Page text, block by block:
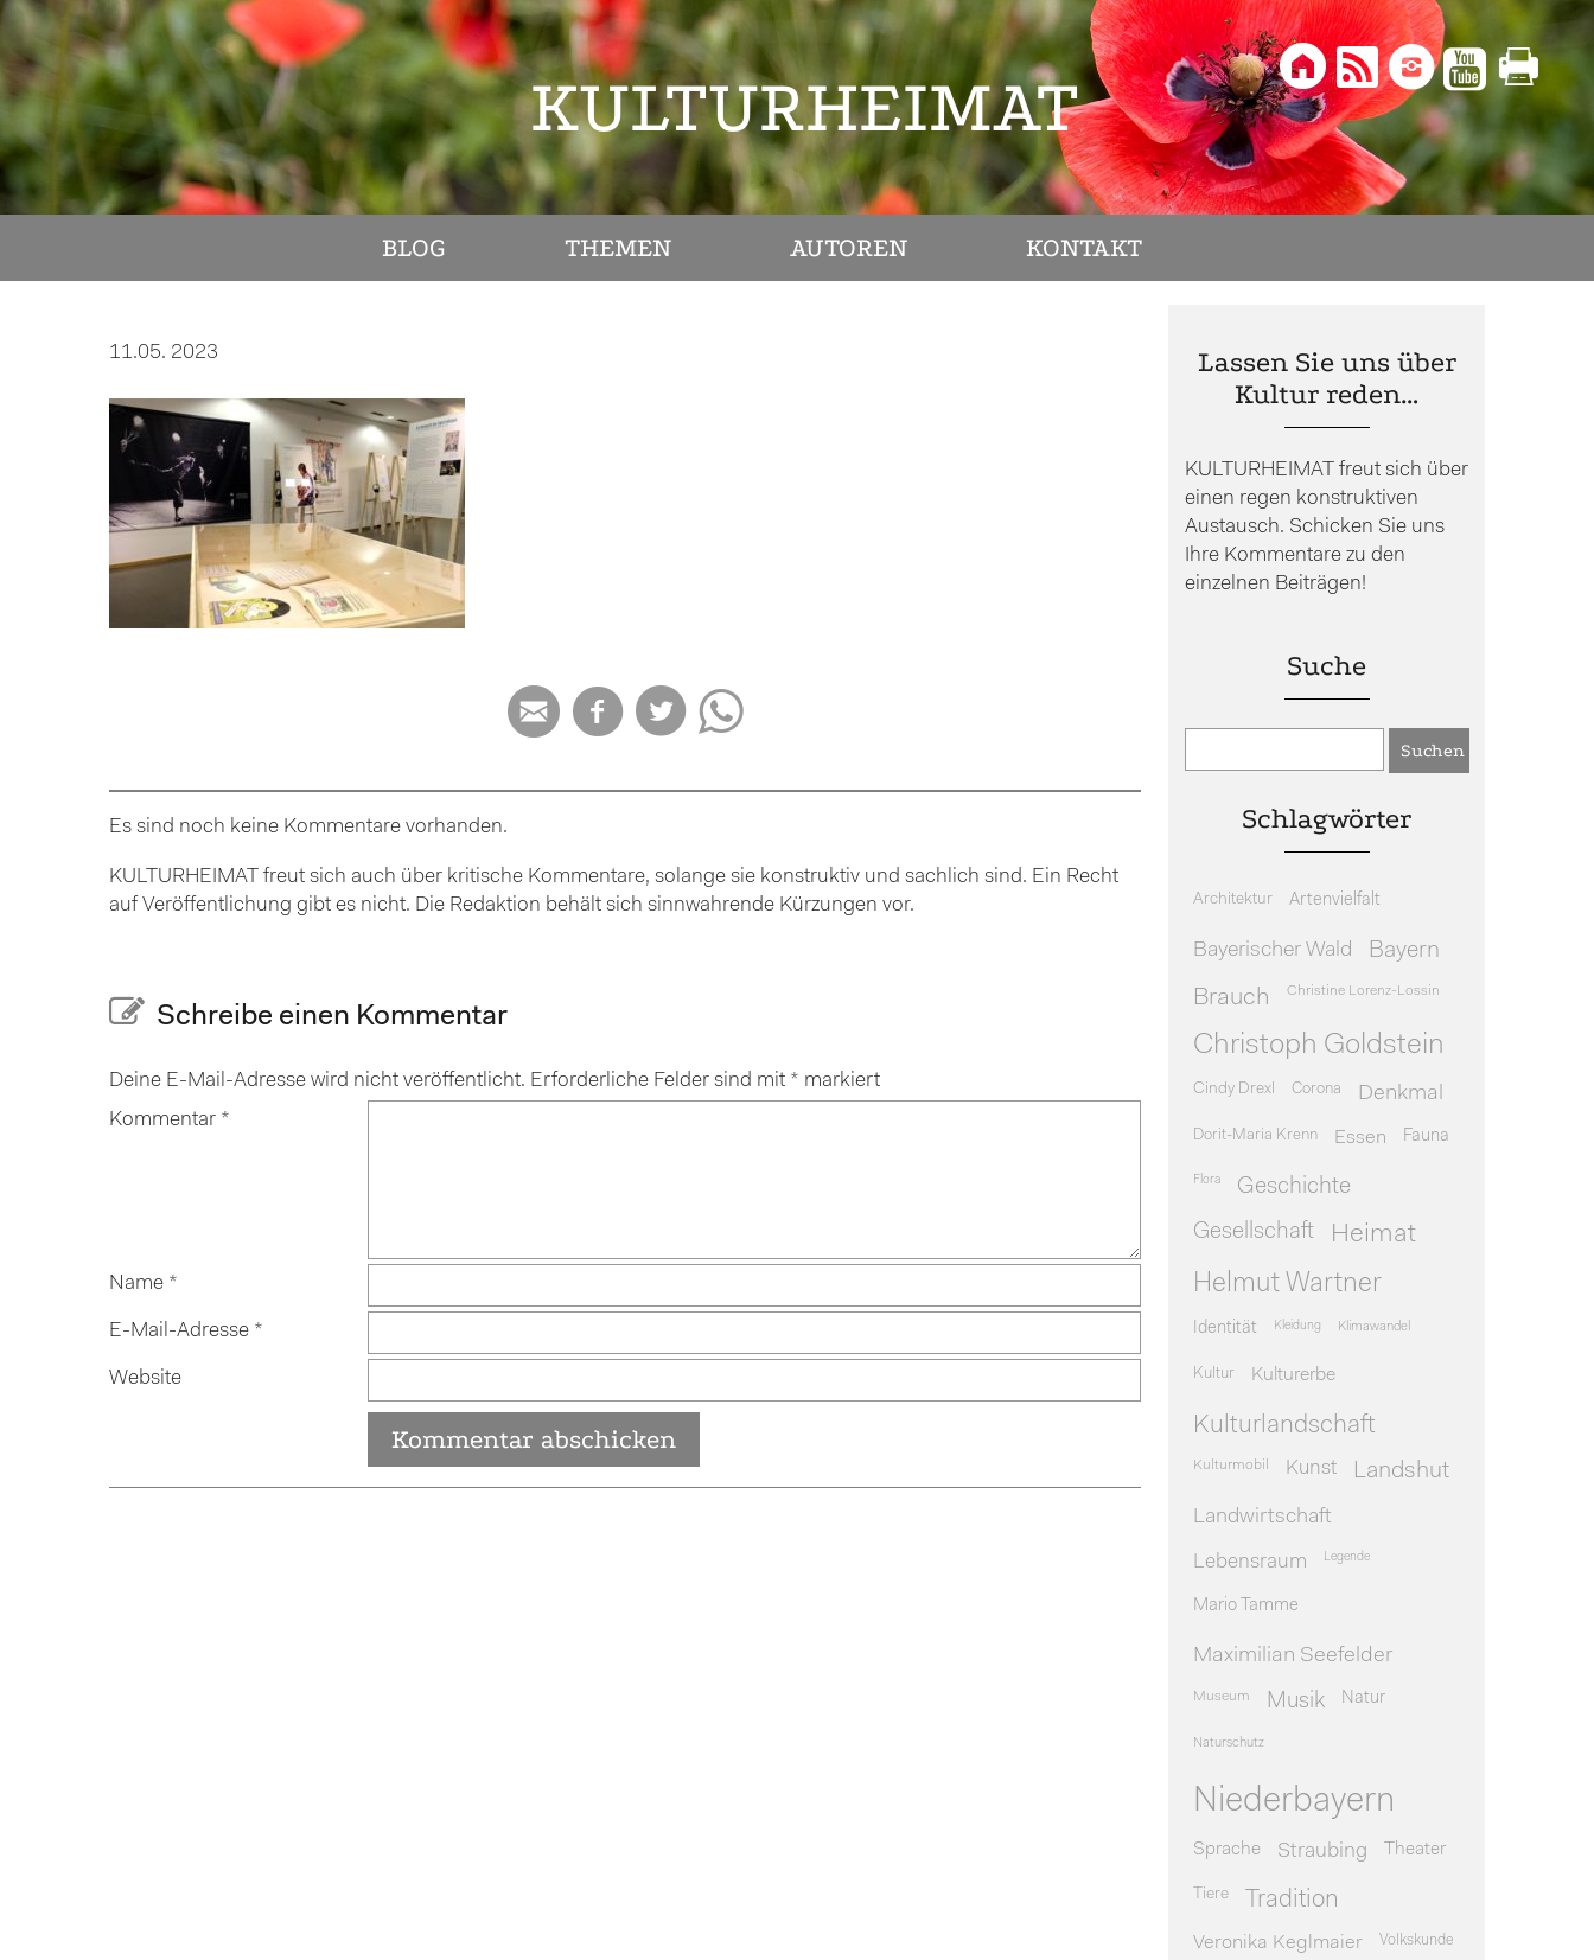
KULTURHEIMAT     
BLOG THEMEN AUTOREN KONTAKT
11.05. 2023
   
Es sind noch keine Kommentare vorhanden.
KULTURHEIMAT freut sich auch über kritische Kommentare, solange sie konstruktiv und sachlich sind. Ein Recht
auf Veröffentlichung gibt es nicht. Die Redaktion behält sich sinnwahrende Kürzungen vor.
Schreibe einen Kommentar
Deine E-Mail-Adresse wird nicht veröffentlicht. Erforderliche Felder sind mit * markiert
Kommentar *
Name *
E-Mail-Adresse *
Website
Lassen Sie uns über
Kultur reden…
KULTURHEIMAT freut sich über
einen regen konstruktiven
Austausch. Schicken Sie uns
Ihre Kommentare zu den
einzelnen Beiträgen!
Suche
Schlagwörter
Architektur Artenvielfalt
Bayerischer Wald Bayern
Brauch Christine Lorenz-Lossin
Christoph Goldstein
Cindy Drexl Corona Denkmal
Dorit-Maria Krenn Essen Fauna
Flora Geschichte
Gesellschaft
Heimat
Helmut Wartner
Identität Kleidung Klimawandel
Kultur Kulturerbe
Kulturlandschaft
Kulturmobil Kunst Landshut
Landwirtschaft
Lebensraum Legende
Mario Tamme
Maximilian Seefelder
Museum Musik Natur
Naturschutz
Niederbayern
Sprache Straubing Theater
Tiere Tradition
Veronika Keglmaier Volkskunde